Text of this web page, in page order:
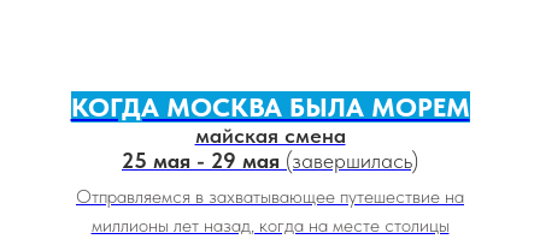
КОГДА МОСКВА БЫЛА МОРЕМ
майская смена
25 мая - 29 мая (завершилась)
Отправляемся в захватывающее путешествие на
миллионы лет назад, когда на месте столицы